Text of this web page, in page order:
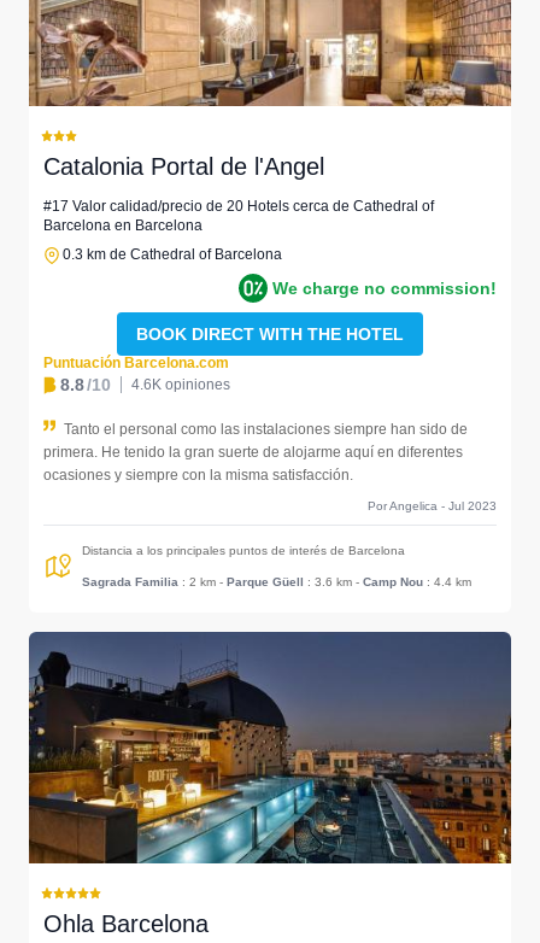
Catalonia Portal de l'Angel
#17 Valor calidad/precio de 20 Hotels cerca de Cathedral of
Barcelona en Barcelona
0.3 km de Cathedral of Barcelona
We charge no commission!
BOOK DIRECT WITH THE HOTEL
Puntuación Barcelona.com
8.8/10 4.6K opiniones
Tanto el personal como las instalaciones siempre han sido de
primera. He tenido la gran suerte de alojarme aquí en diferentes
ocasiones y siempre con la misma satisfacción.
Por Angelica - Jul 2023
Distancia a los principales puntos de interés de Barcelona
Sagrada Familia : 2 km - Parque Güell : 3.6 km - Camp Nou : 4.4 km
Ohla Barcelona